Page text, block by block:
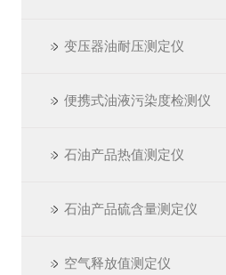
变压器油耐压测定仪
便携式油液污染度检测仪
石油产品热值测定仪
石油产品硫含量测定仪
空气释放值测定仪